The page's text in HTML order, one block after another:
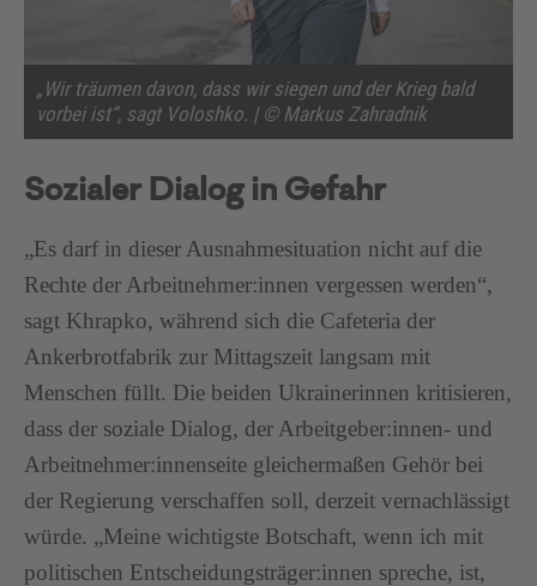
„Wir träumen davon, dass wir siegen und der Krieg bald
vorbei ist“, sagt Voloshko. | © Markus Zahradnik
Sozialer Dialog in Gefahr
„Es darf in dieser Ausnahmesituation nicht auf die
Rechte der Arbeitnehmer:innen vergessen werden“,
sagt Khrapko, während sich die Cafeteria der
Ankerbrotfabrik zur Mittagszeit langsam mit
Menschen füllt. Die beiden Ukrainerinnen kritisieren,
dass der soziale Dialog, der Arbeitgeber:innen- und
Arbeitnehmer:innenseite gleichermaßen Gehör bei
der Regierung verschaffen soll, derzeit vernachlässigt
würde. „Meine wichtigste Botschaft, wenn ich mit
politischen Entscheidungsträger:innen spreche, ist,